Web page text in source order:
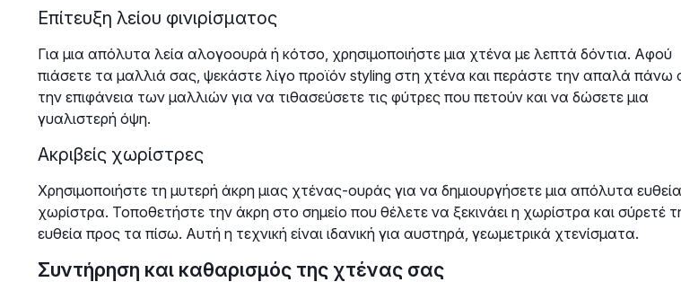
Επίτευξη λείου φινιρίσματος
Για μια απόλυτα λεία αλογοουρά ή κότσο, χρησιμοποιήστε μια χτένα με λεπτά δόντια. Αφού
πιάσετε τα μαλλιά σας, ψεκάστε λίγο προϊόν styling στη χτένα και περάστε την απαλά πάνω
την επιφάνεια των μαλλιών για να τιθασεύσετε τις φύτρες που πετούν και να δώσετε μια
γυαλιστερή όψη.
Ακριβείς χωρίστρες
Χρησιμοποιήστε τη μυτερή άκρη μιας χτένας-ουράς για να δημιουργήσετε μια απόλυτα ευθεία
χωρίστρα. Τοποθετήστε την άκρη στο σημείο που θέλετε να ξεκινάει η χωρίστρα και σύρετέ
ευθεία προς τα πίσω. Αυτή η τεχνική είναι ιδανική για αυστηρά, γεωμετρικά χτενίσματα.
Συντήρηση και καθαρισμός της χτένας σας